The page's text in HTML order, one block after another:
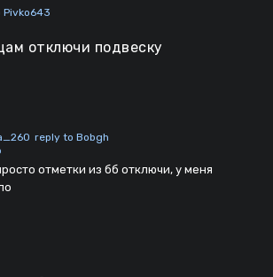
отключи подвеску
reply to Bobgh
отметки из бб отключи, у меня